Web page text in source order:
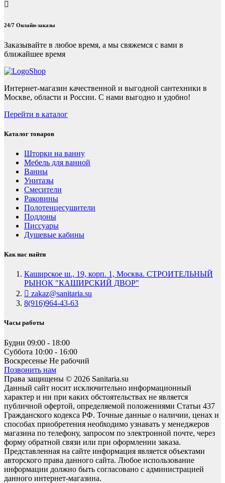
24/7 Онлайн-заказы
Заказывайте в любое время, а мы свяжемся с вами в
ближайшее время
Интернет-магазин качественной и выгодной сантехники в
Москве, области и России. С нами выгодно и удобно!
Перейти в каталог
Каталог товаров
Шторки на ванну
Мебель для ванной
Ванны
Унитазы
Смесители
Раковины
Полотенцесушители
Поддоны
Писсуары
Душевые кабины
Как нас найти
Каширское ш., 19, корп. 1, Москва. СТРОИТЕЛЬНЫЙ
РЫНОК "КАШИРСКИЙ ДВОР"
zakaz@sanitaria.su
8(916)964-43-63
Часы работы
Будни 09:00 - 18:00
Суббота 10:00 - 16:00
Воскресенье Не рабочий
Позвонить нам
Права защищены © 2026 Sanitaria.su
Данный сайт носит исключительно информационный
характер и ни при каких обстоятельствах не является
публичной офертой, определяемой положениями Статьи 437
Гражданского кодекса РФ. Точные данные о наличии, ценах и
способах приобретения необходимо узнавать у менеджеров
магазина по телефону, запросом по электронной почте, через
форму обратной связи или при оформлении заказа.
Представленная на сайте информация является объектами
авторского права данного сайта. Любое использование
информации должно быть согласовано с администрацией
данного интернет-магазина.